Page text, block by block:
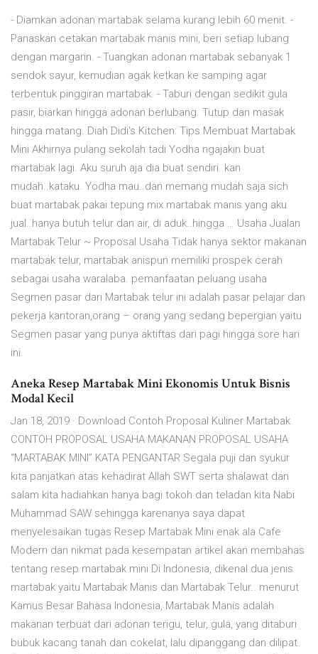
- Diamkan adonan martabak selama kurang lebih 60 menit. -
Panaskan cetakan martabak manis mini, beri setiap lubang
dengan margarin. - Tuangkan adonan martabak sebanyak 1
sendok sayur, kemudian agak ketkan ke samping agar
terbentuk pinggiran martabak. - Taburi dengan sedikit gula
pasir, biarkan hingga adonan berlubang. Tutup dan masak
hingga matang. Diah Didi's Kitchen: Tips Membuat Martabak
Mini Akhirnya pulang sekolah tadi Yodha ngajakin buat
martabak lagi. Aku suruh aja dia buat sendiri..kan
mudah..kataku. Yodha mau..dan memang mudah saja sich
buat martabak pakai tepung mix martabak manis yang aku
jual..hanya butuh telur dan air, di aduk..hingga … Usaha Jualan
Martabak Telur ~ Proposal Usaha Tidak hanya sektor makanan
martabak telur, martabak anispun memiliki prospek cerah
sebagai usaha waralaba. pemanfaatan peluang usaha
Segmen pasar dari Martabak telur ini adalah pasar pelajar dan
pekerja kantoran,orang – orang yang sedang bepergian yaitu
Segmen pasar yang punya aktiftas dari pagi hingga sore hari
ini.
Aneka Resep Martabak Mini Ekonomis Untuk Bisnis
Modal Kecil
Jan 18, 2019 · Download Contoh Proposal Kuliner Martabak
CONTOH PROPOSAL USAHA MAKANAN PROPOSAL USAHA
“MARTABAK MINI” KATA PENGANTAR Segala puji dan syukur
kita panjatkan atas kehadirat Allah SWT serta shalawat dan
salam kita hadiahkan hanya bagi tokoh dan teladan kita Nabi
Muhammad SAW sehingga karenanya saya dapat
menyelesaikan tugas Resep Martabak Mini enak ala Cafe
Modern dan nikmat pada kesempatan artikel akan membahas
tentang resep martabak mini Di Indonesia, dikenal dua jenis
martabak yaitu Martabak Manis dan Martabak Telur.. menurut
Kamus Besar Bahasa Indonesia, Martabak Manis adalah
makanan terbuat dari adonan terigu, telur, gula, yang ditaburi
bubuk kacang tanah dan cokelat, lalu dipanggang dan dilipat.